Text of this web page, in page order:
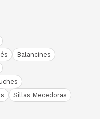
Balancines
Sillas Mecedoras